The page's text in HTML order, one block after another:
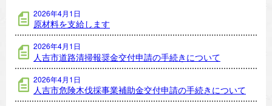
維持係の記事一覧
2026年4月1日
原材料を支給します
2026年4月1日
人吉市道路清掃報奨金交付申請の手続きについて
2026年4月1日
人吉市危険木伐採事業補助金交付申請の手続きについて